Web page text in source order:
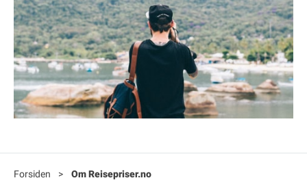
Forsiden > Om Reisepriser.no